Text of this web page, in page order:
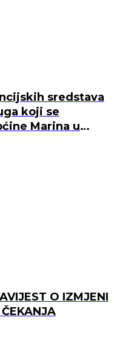
sredstava
koji se
Marina u
O IZMJENI